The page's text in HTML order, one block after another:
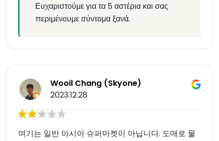
Ευχαριστούμε για τα 5 αστέρια και σας
περιμένουμε σύντομα ξανά.
Wooil Chang (Skyone)
2023.12.28
여기는 일반 아시아 슈퍼마켓이 아닙니다. 도매로 물